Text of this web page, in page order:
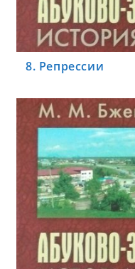
8. Репрессии